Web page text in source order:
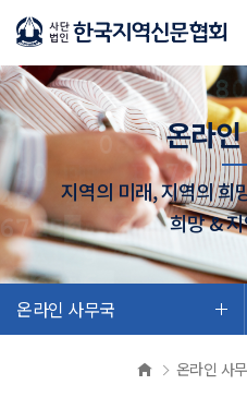
온라
지역의 미래, 지역의 희
희망 &
온라인 사무국
온라인 사